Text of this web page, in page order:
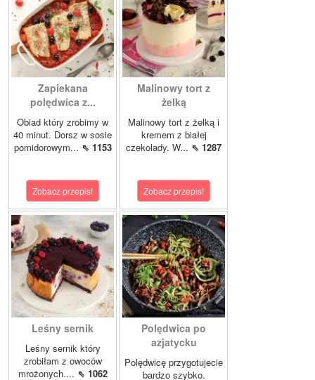
Zapiekana
polędwica z...
Obiad który zrobimy w
40 minut. Dorsz w sosie
pomidorowym... ⇖ 1153
Zobacz przepis!
Malinowy tort z
żelką
Malinowy tort z żelką i
kremem z białej
czekolady. W... ⇖ 1287
Zobacz przepis!
Leśny sernik
Leśny sernik który
zrobiłam z owoców
mrożonych.... ⇖ 1062
Polędwica po
azjatycku
Polędwicę przygotujecie
bardzo szybko.